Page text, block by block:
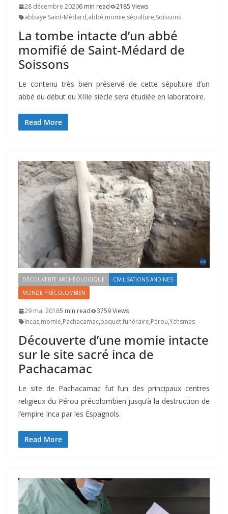
28 décembre 20206 min read
2185 Views
abbaye Saint-Médard,abbé,momie,sépulture,Soissons
La tombe intacte d’un abbé
momifié de Saint-Médard de
Soissons
Le contenu très bien préservé de cette sépulture d’un
abbé du début du XIIIe siècle sera étudiée en laboratoire.
Read More
DÉCOUVERTE ARCHÉOLOGIQUE
CIVILISATIONS ANDINES
MONDE PRÉCOLOMBIEN
29 mai 20185 min read
3759 Views
Incas,momie,Pachacamac,paquet funéraire,Pérou,Ychsmas
Découverte d’une momie intacte
sur le site sacré inca de
Pachacamac
Le site de Pachacamac fut l’un des principaux centres
religieux du Pérou précolombien jusqu’à la destruction de
l’empire Inca par les Espagnols.
Read More